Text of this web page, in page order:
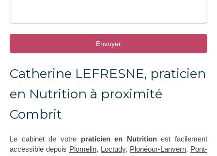
Envoyer
Catherine LEFRESNE, praticien
en Nutrition à proximité
Combrit
Le cabinet de votre praticien en Nutritionest facilement
accessible depuis Plomelin, Loctudy, Plonéour-Lanvern, Pont-